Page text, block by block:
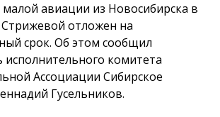
авиации из Новосибирска в
Стрижевой отложен на
срок. Об этом сообщил
исполнительного комитета
Ассоциации Сибирское
Гусельников.